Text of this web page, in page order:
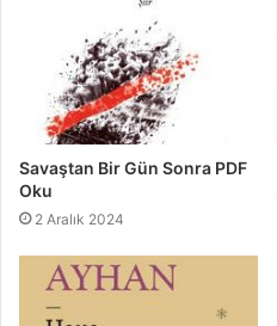
Savaştan Bir Gün Sonra PDF
Oku
2 Aralık 2024